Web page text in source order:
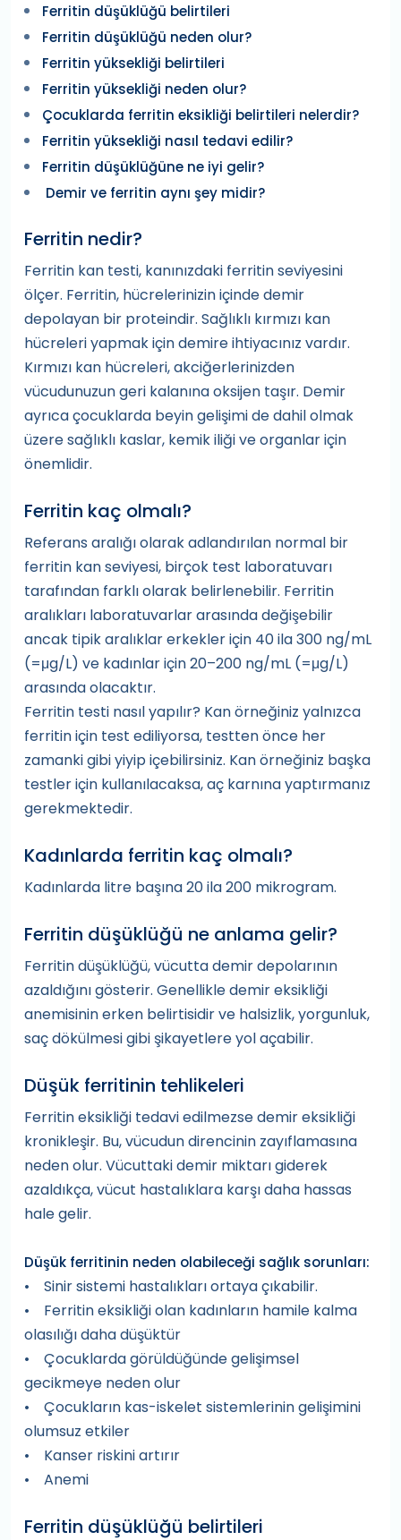
Ferritin düşüklüğü belirtileri
Ferritin düşüklüğü neden olur?
Ferritin yüksekliği belirtileri
Ferritin yüksekliği neden olur?
Çocuklarda ferritin eksikliği belirtileri nelerdir?
Ferritin yüksekliği nasıl tedavi edilir?
Ferritin düşüklüğüne ne iyi gelir?
Demir ve ferritin aynı şey midir?
Ferritin nedir?
Ferritin kan testi, kanınızdaki ferritin seviyesini
ölçer. Ferritin, hücrelerinizin içinde demir
depolayan bir proteindir. Sağlıklı kırmızı kan
hücreleri yapmak için demire ihtiyacınız vardır.
Kırmızı kan hücreleri, akciğerlerinizden
vücudunuzun geri kalanına oksijen taşır. Demir
ayrıca çocuklarda beyin gelişimi de dahil olmak
üzere sağlıklı kaslar, kemik iliği ve organlar için
önemlidir.
Ferritin kaç olmalı?
Referans aralığı olarak adlandırılan normal bir
ferritin kan seviyesi, birçok test laboratuvarı
tarafından farklı olarak belirlenebilir. Ferritin
aralıkları laboratuvarlar arasında değişebilir
ancak tipik aralıklar erkekler için 40 ila 300 ng/mL
(=μg/L) ve kadınlar için 20–200 ng/mL (=μg/L)
arasında olacaktır.
Ferritin testi nasıl yapılır? Kan örneğiniz yalnızca
ferritin için test ediliyorsa, testten önce her
zamanki gibi yiyip içebilirsiniz. Kan örneğiniz başka
testler için kullanılacaksa, aç karnına yaptırmanız
gerekmektedir.
Kadınlarda ferritin kaç olmalı?
Kadınlarda litre başına 20 ila 200 mikrogram.
Ferritin düşüklüğü ne anlama gelir?
Ferritin düşüklüğü, vücutta demir depolarının
azaldığını gösterir. Genellikle demir eksikliği
anemisinin erken belirtisidir ve halsizlik, yorgunluk,
saç dökülmesi gibi şikayetlere yol açabilir.
Düşük ferritinin tehlikeleri
Ferritin eksikliği tedavi edilmezse demir eksikliği
kronikleşir. Bu, vücudun direncinin zayıflamasına
neden olur. Vücuttaki demir miktarı giderek
azaldıkça, vücut hastalıklara karşı daha hassas
hale gelir.
Düşük ferritinin neden olabileceği sağlık sorunları:
• Sinir sistemi hastalıkları ortaya çıkabilir.
• Ferritin eksikliği olan kadınların hamile kalma
olasılığı daha düşüktür
• Çocuklarda görüldüğünde gelişimsel
gecikmeye neden olur
• Çocukların kas-iskelet sistemlerinin gelişimini
olumsuz etkiler
• Kanser riskini artırır
• Anemi
Ferritin düşüklüğü belirtileri